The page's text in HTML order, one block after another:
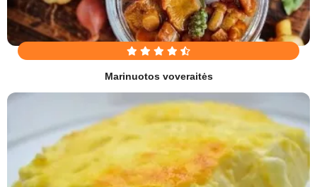
Marinuotos voveraitės